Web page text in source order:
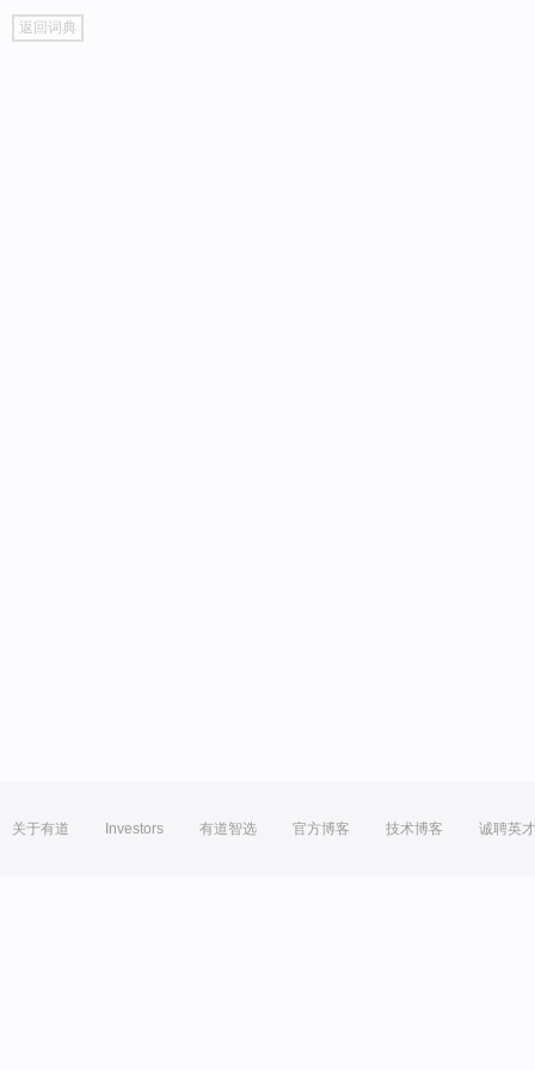
go
top
返回词典
关于有道 Investors 有道智选 官方博客 技术博客 诚聘英才